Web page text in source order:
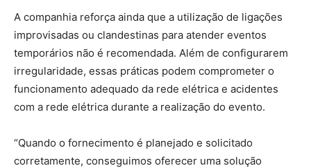
A companhia reforça ainda que a utilização de ligações
improvisadas ou clandestinas para atender eventos
temporários não é recomendada. Além de configurarem
irregularidade, essas práticas podem comprometer o
funcionamento adequado da rede elétrica e acidentes
com a rede elétrica durante a realização do evento.
“Quando o fornecimento é planejado e solicitado
corretamente, conseguimos oferecer uma solução